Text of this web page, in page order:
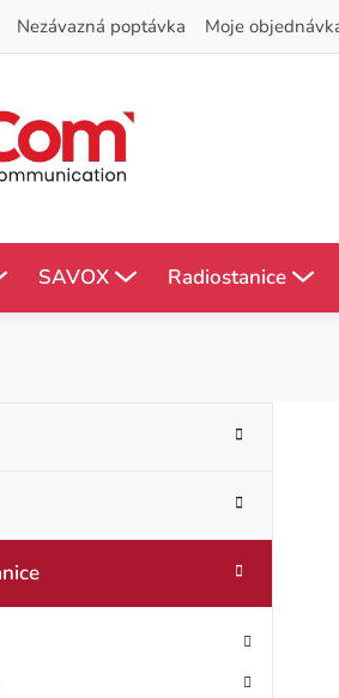
Nezávazná poptávka Moje
SAVOX Radiostanice